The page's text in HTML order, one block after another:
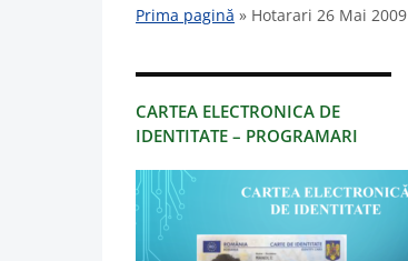
Prima pagină » Hotarari 26 Mai 2009
CARTEA ELECTRONICA DE
IDENTITATE – PROGRAMARI